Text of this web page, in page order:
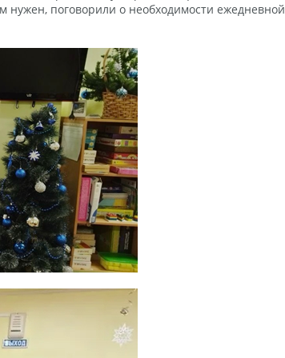
нужен, поговорили о необходимости ежедневной